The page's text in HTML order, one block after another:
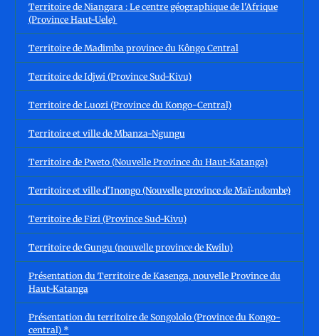
Territoire de Niangara : Le centre géographique de l'Afrique
(Province Haut-Uele)
Territoire de Madimba province du Kôngo Central
Territoire de Idjwi (Province Sud-Kivu)
Territoire de Luozi (Province du Kongo-Central)
Territoire et ville de Mbanza-Ngungu
Territoire de Pweto (Nouvelle Province du Haut-Katanga)
Territoire et ville d'Inongo (Nouvelle province de Maï-ndombe)
Territoire de Fizi (Province Sud-Kivu)
Territoire de Gungu (nouvelle province de Kwilu)
Présentation du Territoire de Kasenga, nouvelle Province du
Haut-Katanga
Présentation du territoire de Songololo (Province du Kongo-
central) *